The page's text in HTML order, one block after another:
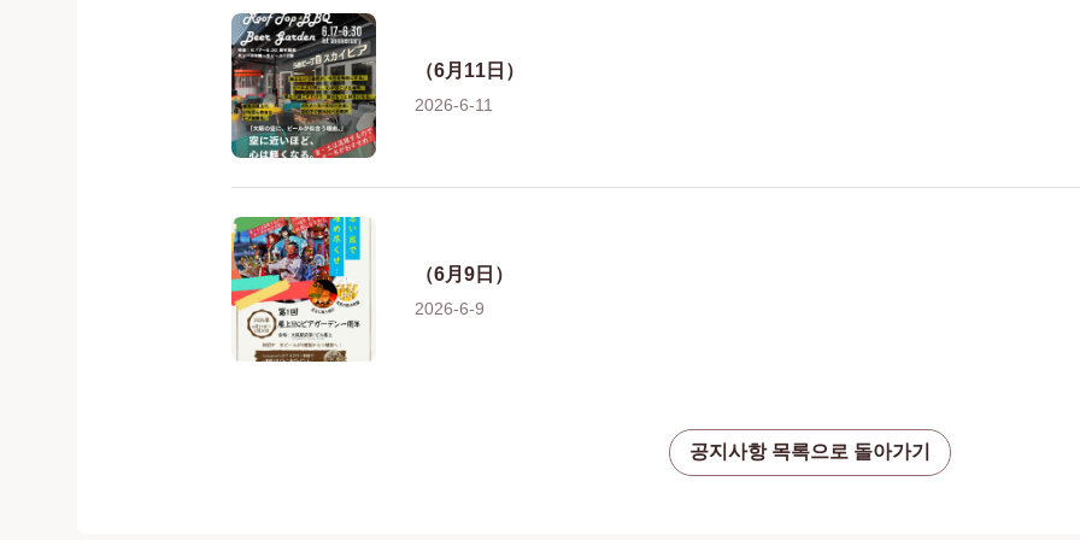
（6月11日）
2026-6-11
（6月9日）
2026-6-9
공지사항 목록으로 돌아가기